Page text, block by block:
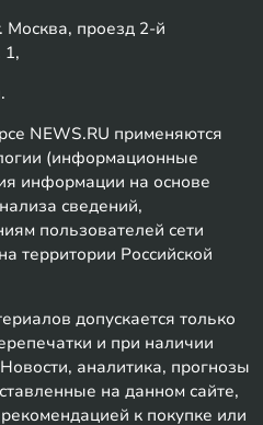
Москва, проезд 2-й
1,
NEWS.RU применяются
(информационные
информации на основе
сведений,
пользователей сети
территории Российской
допускается только
и при наличии
аналитика, прогнозы
на данном сайте,
к покупке или